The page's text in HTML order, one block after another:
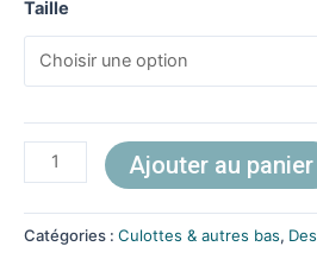
Taille
Ajouter au panier
Catégories : Culottes & autres bas,